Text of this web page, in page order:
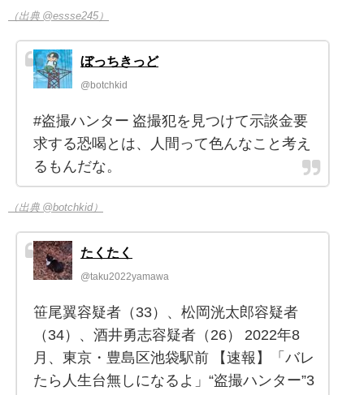
（出典 @essse245）
ぼっちきっど
@botchkid
#盗撮ハンター 盗撮犯を見つけて示談金要
求する恐喝とは、人間って色んなこと考え
るもんだな。
（出典 @botchkid）
たくたく
@taku2022yamawa
笹尾翼容疑者（33）、松岡洸太郎容疑者
（34）、酒井勇志容疑者（26） 2022年8
月、東京・豊島区池袋駅前 【速報】「バレ
たら人生台無しになるよ」“盗撮ハンター”3